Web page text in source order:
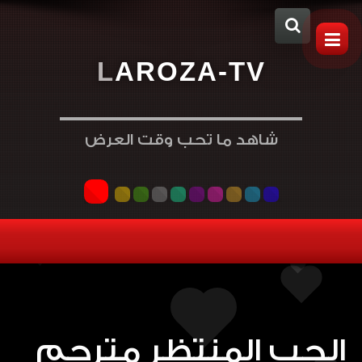
LAROZA-TV
شاهد ما تحب وقت العرض
الحب المنتظر مترجم